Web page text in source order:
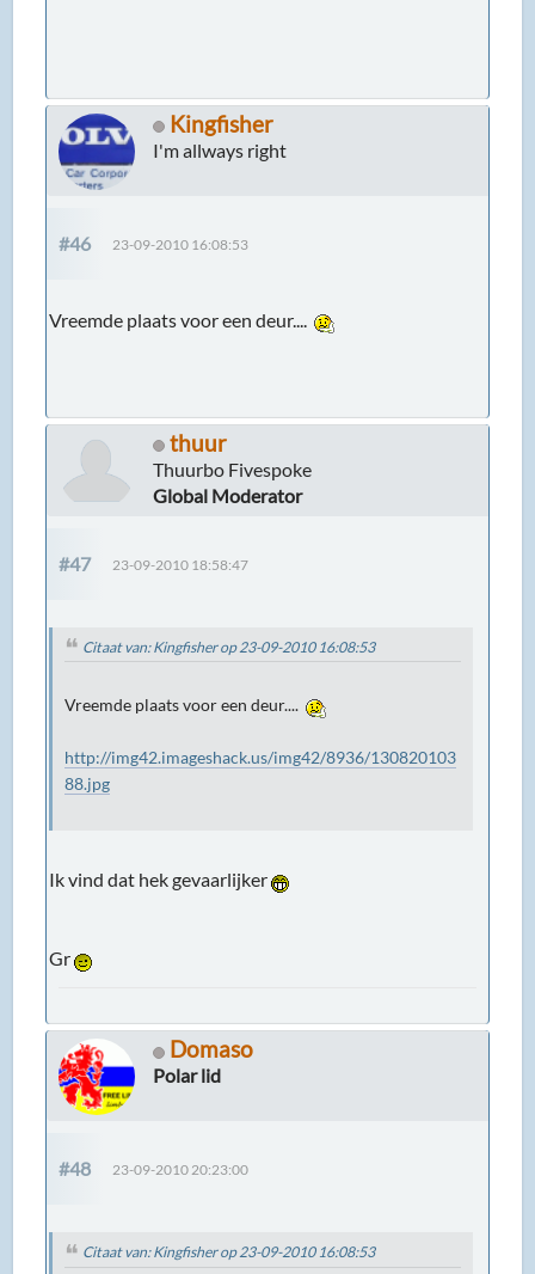
Kingfisher
I'm allways right
#46 23-09-2010 16:08:53
Vreemde plaats voor een deur....
thuur
Thuurbo Fivespoke
Global Moderator
#47 23-09-2010 18:58:47
Citaat van: Kingfisher op 23-09-2010 16:08:53
Vreemde plaats voor een deur....
http://img42.imageshack.us/img42/8936/130820103
88.jpg
Ik vind dat hek gevaarlijker
Gr
Domaso
Polar lid
#48 23-09-2010 20:23:00
Citaat van: Kingfisher op 23-09-2010 16:08:53